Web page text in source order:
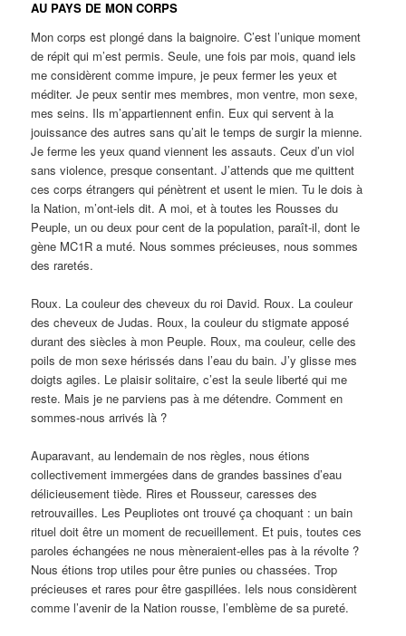
AU PAYS DE MON CORPS
Mon corps est plongé dans la baignoire. C’est l’unique moment
de répit qui m’est permis. Seule, une fois par mois, quand iels
me considèrent comme impure, je peux fermer les yeux et
méditer. Je peux sentir mes membres, mon ventre, mon sexe,
mes seins. Ils m’appartiennent enfin. Eux qui servent à la
jouissance des autres sans qu’ait le temps de surgir la mienne.
Je ferme les yeux quand viennent les assauts. Ceux d’un viol
sans violence, presque consentant. J’attends que me quittent
ces corps étrangers qui pénètrent et usent le mien. Tu le dois à
la Nation, m’ont-iels dit. A moi, et à toutes les Rousses du
Peuple, un ou deux pour cent de la population, paraît-il, dont le
gène MC1R a muté. Nous sommes précieuses, nous sommes
des raretés.
Roux. La couleur des cheveux du roi David. Roux. La couleur
des cheveux de Judas. Roux, la couleur du stigmate apposé
durant des siècles à mon Peuple. Roux, ma couleur, celle des
poils de mon sexe hérissés dans l’eau du bain. J’y glisse mes
doigts agiles. Le plaisir solitaire, c’est la seule liberté qui me
reste. Mais je ne parviens pas à me détendre. Comment en
sommes-nous arrivés là ?
Auparavant, au lendemain de nos règles, nous étions
collectivement immergées dans de grandes bassines d’eau
délicieusement tiède. Rires et Rousseur, caresses des
retrouvailles. Les Peupliotes ont trouvé ça choquant : un bain
rituel doit être un moment de recueillement. Et puis, toutes ces
paroles échangées ne nous mèneraient-elles pas à la révolte ?
Nous étions trop utiles pour être punies ou chassées. Trop
précieuses et rares pour être gaspillées. Iels nous considèrent
comme l’avenir de la Nation rousse, l’emblème de sa pureté.